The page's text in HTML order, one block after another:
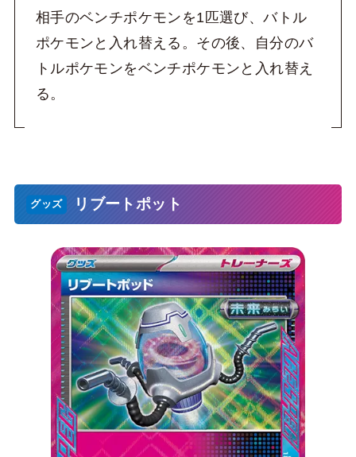
相手のベンチポケモンを1匹選び、バトル
ポケモンと入れ替える。その後、自分のバ
トルポケモンをベンチポケモンと入れ替え
る。
リブートポット